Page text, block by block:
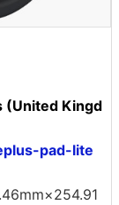
(United Kingd
pad-lite